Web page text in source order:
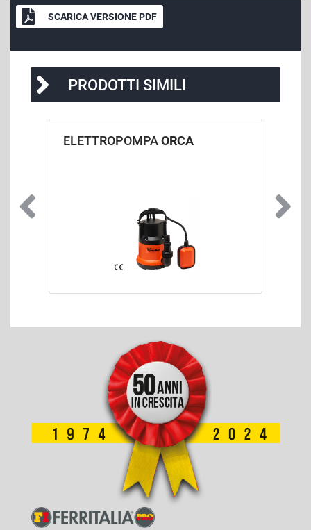
SCARICA VERSIONE PDF
PRODOTTI SIMILI
ELETTROPOMPAORCA